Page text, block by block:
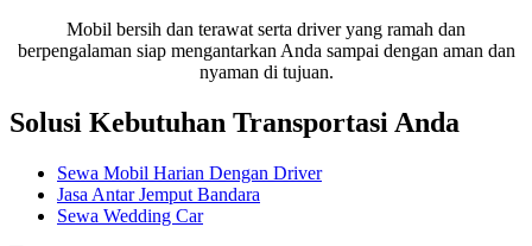
Mobil bersih dan terawat serta driver yang ramah dan
berpengalaman siap mengantarkan Anda sampai dengan aman dan
nyaman di tujuan.
Solusi Kebutuhan Transportasi Anda
Sewa Mobil Harian Dengan Driver
Jasa Antar Jemput Bandara
Sewa Wedding Car